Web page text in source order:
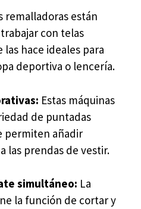
remalladoras están
con telas
las hace ideales para
deportiva o lencería.
Estas máquinas
de puntadas
permiten añadir
las prendas de vestir.
simultáneo: La
la función de cortar y